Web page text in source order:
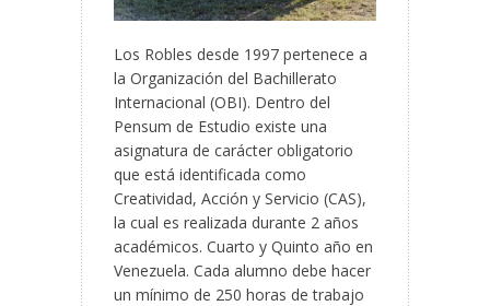
Los Robles desde 1997 pertenece a
la Organización del Bachillerato
Internacional (OBI). Dentro del
Pensum de Estudio existe una
asignatura de carácter obligatorio
que está identificada como
Creatividad, Acción y Servicio (CAS),
la cual es realizada durante 2 años
académicos. Cuarto y Quinto año en
Venezuela. Cada alumno debe hacer
un mínimo de 250 horas de trabajo